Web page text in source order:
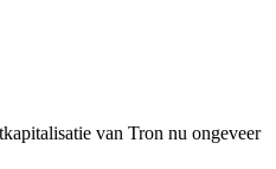
van Tron nu ongeveer